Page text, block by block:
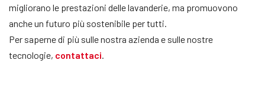
migliorano le prestazioni delle lavanderie, ma promuovono
anche un futuro più sostenibile per tutti.
Per saperne di più sulle nostra azienda e sulle nostre
tecnologie, contattaci